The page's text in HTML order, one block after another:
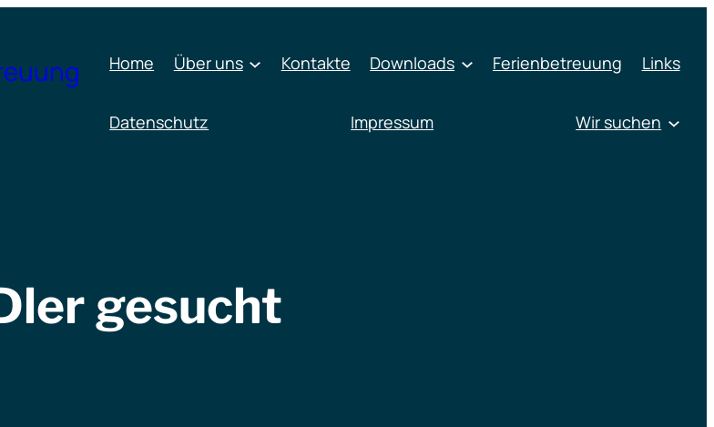
Home Über uns Kontakte Downloads Ferienbetreuung Links
Datenschutz Impressum Wir suchen
gesucht